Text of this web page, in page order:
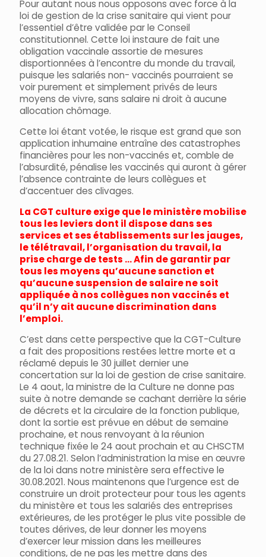
Pour autant nous nous opposons avec force à la
loi de gestion de la crise sanitaire qui vient pour
l’essentiel d’être validée par le Conseil
constitutionnel. Cette loi instaure de fait une
obligation vaccinale assortie de mesures
disportionnées à l’encontre du monde du travail,
puisque les salariés non- vaccinés pourraient se
voir purement et simplement privés de leurs
moyens de vivre, sans salaire ni droit à aucune
allocation chômage.
Cette loi étant votée, le risque est grand que son
application inhumaine entraîne des catastrophes
financières pour les non-vaccinés et, comble de
l’absurdité, pénalise les vaccinés qui auront à gérer
l’absence contrainte de leurs collègues et
d’accentuer des clivages.
La CGT culture exige que le ministère mobilise
tous les leviers dont il dispose dans ses
services et ses établissements sur les jauges,
le télétravail, l’organisation du travail, la
prise charge de tests … Afin de garantir par
tous les moyens qu’aucune sanction et
qu’aucune suspension de salaire ne soit
appliquée à nos collègues non vaccinés et
qu’il n’y ait aucune discrimination dans
l’emploi.
C’est dans cette perspective que la CGT-Culture
a fait des propositions restées lettre morte et a
réclamé depuis le 30 juillet dernier une
concertation sur la loi de gestion de crise sanitaire.
Le 4 aout, la ministre de la Culture ne donne pas
suite à notre demande se cachant derrière la série
de décrets et la circulaire de la fonction publique,
dont la sortie est prévue en début de semaine
prochaine, et nous renvoyant à la réunion
technique fixée le 24 aout prochain et au CHSCTM
du 27.08.21. Selon l’administration la mise en œuvre
de la loi dans notre ministère sera effective le
30.08.2021. Nous maintenons que l’urgence est de
construire un droit protecteur pour tous les agents
du ministère et tous les salariés des entreprises
extérieures, de les protéger le plus vite possible de
toutes dérives, de leur donner les moyens
d’exercer leur mission dans les meilleures
conditions, de ne pas les mettre dans des